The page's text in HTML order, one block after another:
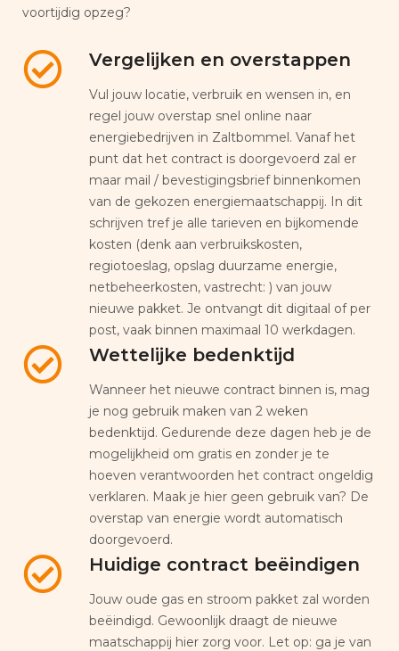
voortijdig opzeg?
Vergelijken en overstappen
Vul jouw locatie, verbruik en wensen in, en
regel jouw overstap snel online naar
energiebedrijven in Zaltbommel. Vanaf het
punt dat het contract is doorgevoerd zal er
maar mail / bevestigingsbrief binnenkomen
van de gekozen energiemaatschappij. In dit
schrijven tref je alle tarieven en bijkomende
kosten (denk aan verbruikskosten,
regiotoeslag, opslag duurzame energie,
netbeheerkosten, vastrecht: ) van jouw
nieuwe pakket. Je ontvangt dit digitaal of per
post, vaak binnen maximaal 10 werkdagen.
Wettelijke bedenktijd
Wanneer het nieuwe contract binnen is, mag
je nog gebruik maken van 2 weken
bedenktijd. Gedurende deze dagen heb je de
mogelijkheid om gratis en zonder je te
hoeven verantwoorden het contract ongeldig
verklaren. Maak je hier geen gebruik van? De
overstap van energie wordt automatisch
doorgevoerd.
Huidige contract beëindigen
Jouw oude gas en stroom pakket zal worden
beëindigd. Gewoonlijk draagt de nieuwe
maatschappij hier zorg voor. Let op: ga je van